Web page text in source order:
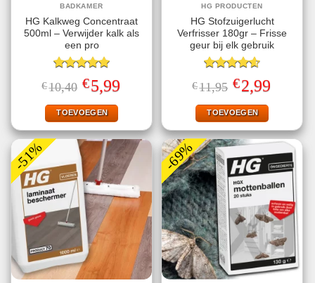
BADKAMER
HG Kalkweg Concentraat
500ml – Verwijder kalk als
een pro
Gewaardeerd
5.00uit 5
€10,40 Oorspronkelijke
prijs
was:
€10,40.
€5,99Huidige
prijs
TOEVOEGEN
HG PRODUCTEN
HG Stofzuigerlucht
Verfrisser 180gr – Frisse
geur bij elk gebruik
Gewaardeerd
4.57uit 5
€11,95 Oorspronkelijke
prijs
was:
€11,95.
€2,99Huidige
prijs
TOEVOEGEN
-51% -69%